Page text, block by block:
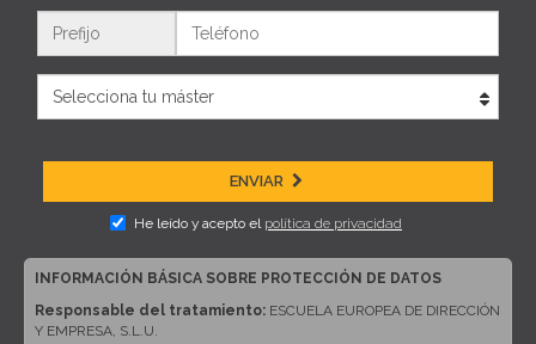
ENVIAR
He leído y acepto el política de privacidad
INFORMACIÓN BÁSICA SOBRE PROTECCIÓN DE DATOS
Responsable del tratamiento: ESCUELA EUROPEA DE DIRECCIÓN
Y EMPRESA, S.L.U.